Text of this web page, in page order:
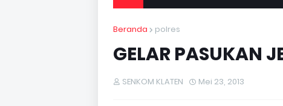
Beranda polres
GELAR PASUKAN
SENKOM KLATEN Mei 23, 2013